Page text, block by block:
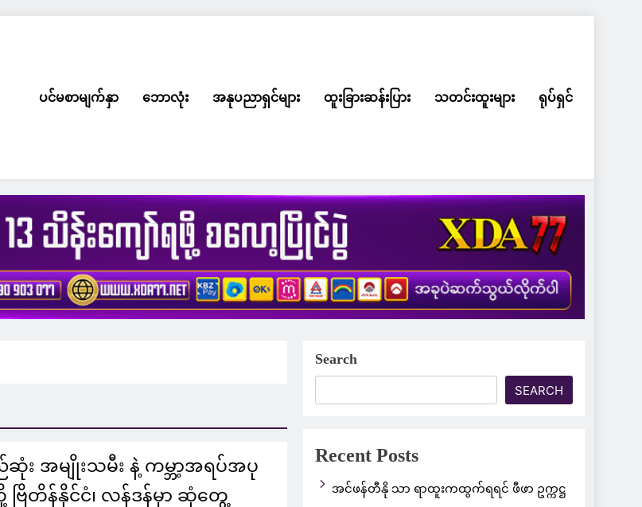
ပင်မစာမျက်နှာ ဘောလုံး အနုပညာရှင်များ ထူးခြားဆန်းပြား သတင်းထူးများ ရုပ်ရှင်
း အမျိုးသမီး နဲ့ ကမ္ဘာ့အရပ်အပု
ြိတိန်နိုင်ငံ၊ လန်ဒန်မှာ ဆုံတွေ့
Search
SEARCH
Recent Posts
အင်ဖန်တီနို သာ ရာထူးကထွက်ရရင် ဖီဖာ ဥက္ကဋ္ဌ